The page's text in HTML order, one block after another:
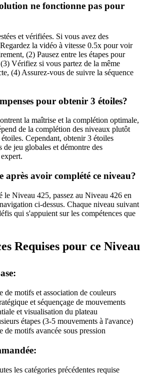
ne fonctionne pas pour
et vérifiées. Si vous avez des
la vidéo à vitesse 0.5x pour voir
(2) Pausez entre les étapes pour
Vérifiez si vous partez de la même
(4) Assurez-vous de suivre la séquence
pour obtenir 3 étoiles?
la maîtrise et la complétion optimale,
de la complétion des niveaux plutôt
Cependant, obtenir 3 étoiles
de jeu globales et démontre des
après avoir complété ce niveau?
le Niveau 425, passez au Niveau 426 en
ci-dessus. Chaque niveau suivant
qui s'appuient sur les compétences que
Requises pour ce Niveau
de motifs et association de couleurs
et séquençage de mouvements
et visualisation du plateau
étapes (3-5 mouvements à l'avance)
de motifs avancée sous pression
les catégories précédentes requise